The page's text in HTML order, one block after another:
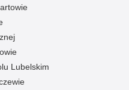
Lubelskim